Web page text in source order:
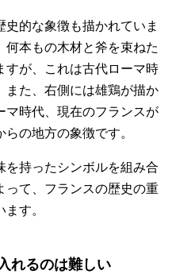
的な象徴も描かれていま
本もの木材と斧を束ねた
すが、これは古代ローマ時
また、右側には雄鶏が描か
マ時代、現在のフランスが
らの地方の象徴です。
を持ったシンボルを組み合
って、フランスの歴史の重
す。
れるのは難しい